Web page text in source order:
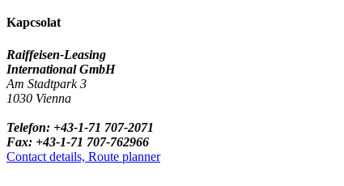
Kapcsolat
Raiffeisen-Leasing
International GmbH
Am Stadtpark 3
1030 Vienna
Telefon: +43-1-71 707-2071
Fax: +43-1-71 707-762966
Contact details, Route planner